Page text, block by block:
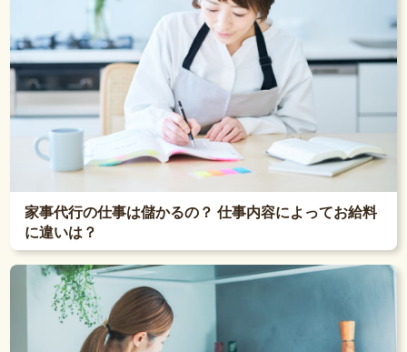
家事代行の仕事は儲かるの？ 仕事内容によってお給料
に違いは？